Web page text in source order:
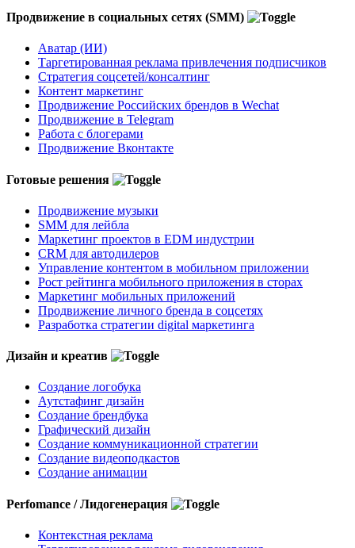
Продвижение в социальных сетях (SMM)
Аватар (ИИ)
Таргетированная реклама привлечения подписчиков
Стратегия соцсетей/консалтинг
Контент маркетинг
Продвижение Российских брендов в Wechat
Продвижение в Telegram
Работа с блогерами
Продвижение Вконтакте
Готовые решения
Продвижение музыки
SMM для лейбла
Маркетинг проектов в EDM индустрии
CRM для автодилеров
Управление контентом в мобильном приложении
Рост рейтинга мобильного приложения в сторах
Маркетинг мобильных приложений
Продвижение личного бренда в соцсетях
Разработка стратегии digital маркетинга
Дизайн и креатив
Создание логобука
Аутстафинг дизайн
Создание брендбука
Графический дизайн
Создание коммуникационной стратегии
Создание видеоподкастов
Создание анимации
Perfomance / Лидогенерация
Контекстная реклама